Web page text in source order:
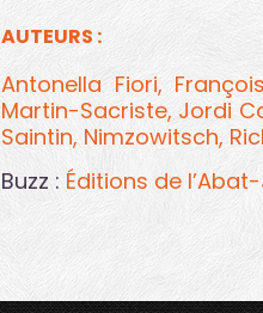
AUTEURS :
Antonella Fiori,
Martin-Sacriste, Jordi
Saintin, Nimzowitsch,
Buzz : Éditions de